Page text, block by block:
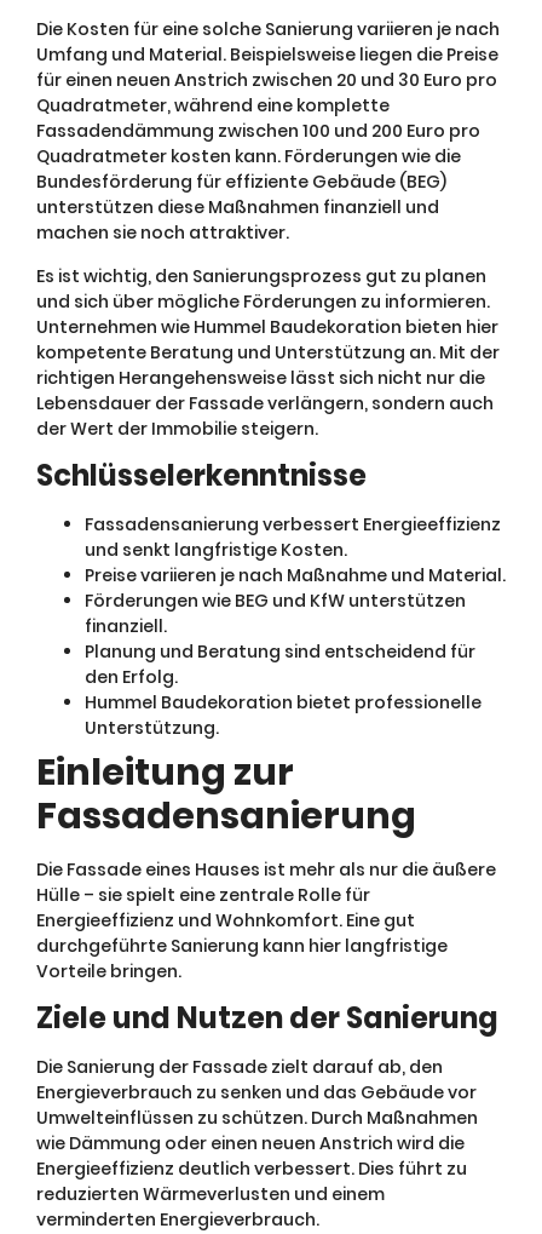
Die Kosten für eine solche Sanierung variieren je nach
Umfang und Material. Beispielsweise liegen die Preise
für einen neuen Anstrich zwischen 20 und 30 Euro pro
Quadratmeter, während eine komplette
Fassadendämmung zwischen 100 und 200 Euro pro
Quadratmeter kosten kann. Förderungen wie die
Bundesförderung für effiziente Gebäude (BEG)
unterstützen diese Maßnahmen finanziell und
machen sie noch attraktiver.
Es ist wichtig, den Sanierungsprozess gut zu planen
und sich über mögliche Förderungen zu informieren.
Unternehmen wie Hummel Baudekoration bieten hier
kompetente Beratung und Unterstützung an. Mit der
richtigen Herangehensweise lässt sich nicht nur die
Lebensdauer der Fassade verlängern, sondern auch
der Wert der Immobilie steigern.
Schlüsselerkenntnisse
Fassadensanierung verbessert Energieeffizienz
und senkt langfristige Kosten.
Preise variieren je nach Maßnahme und Material.
Förderungen wie BEG und KfW unterstützen
finanziell.
Planung und Beratung sind entscheidend für
den Erfolg.
Hummel Baudekoration bietet professionelle
Unterstützung.
Einleitung zur
Fassadensanierung
Die Fassade eines Hauses ist mehr als nur die äußere
Hülle – sie spielt eine zentrale Rolle für
Energieeffizienz und Wohnkomfort. Eine gut
durchgeführte Sanierung kann hier langfristige
Vorteile bringen.
Ziele und Nutzen der Sanierung
Die Sanierung der Fassade zielt darauf ab, den
Energieverbrauch zu senken und das Gebäude vor
Umwelteinflüssen zu schützen. Durch Maßnahmen
wie Dämmung oder einen neuen Anstrich wird die
Energieeffizienz deutlich verbessert. Dies führt zu
reduzierten Wärmeverlusten und einem
verminderten Energieverbrauch.